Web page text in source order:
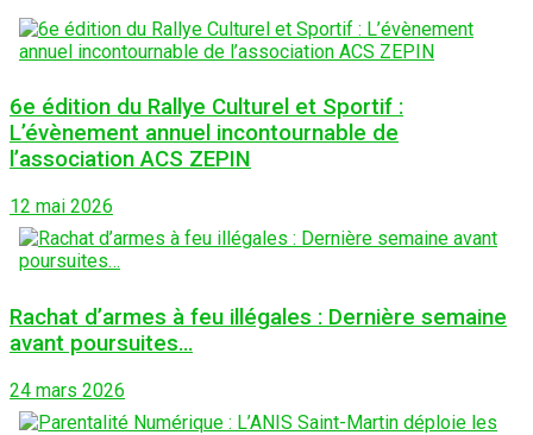
6e édition du Rallye Culturel et Sportif :
L’évènement annuel incontournable de
l’association ACS ZEPIN
12 mai 2026
Rachat d’armes à feu illégales : Dernière semaine
avant poursuites…
24 mars 2026